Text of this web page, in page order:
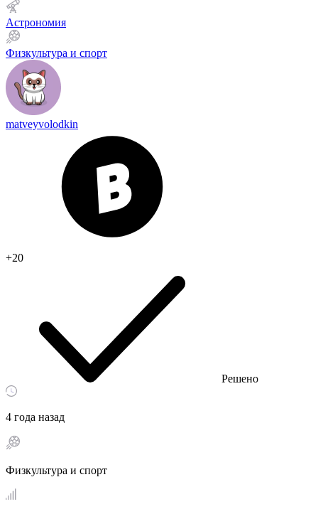
Астрономия
Физкультура и спорт
matveyvolodkin
+20
Решено
4 года назад
Физкультура и спорт